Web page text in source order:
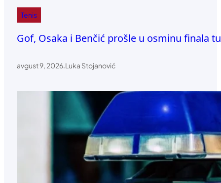
Tenis
Gof, Osaka i Benčić prošle u osminu finala
avgust 9, 2026.Luka Stojanović